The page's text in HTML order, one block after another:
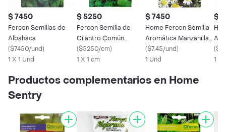
$ 7450
Fercon Semillas de
Albahaca
($7450/und)
1 X 1 Und
$ 5250
Fercon Semilla de
Cilantro Común
Importado
($5250/cm)
1 X 1 cm
$ 7450
Home Fercon Semilla
Aromática Manzanilla
2342230
($7.45/und)
1 Und
$
(
1
Productos complementarios en Home
Sentry